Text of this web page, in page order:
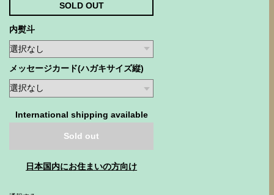
SOLD OUT
内熨斗
メッセージカード(ハガキサイズ縦)
International shipping available
Sold out
日本国内にお住まいの方向け